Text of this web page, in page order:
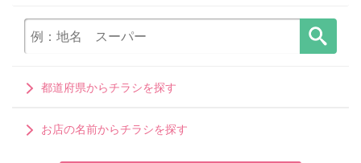
都道府県からチラシを探す
お店の名前からチラシを探す